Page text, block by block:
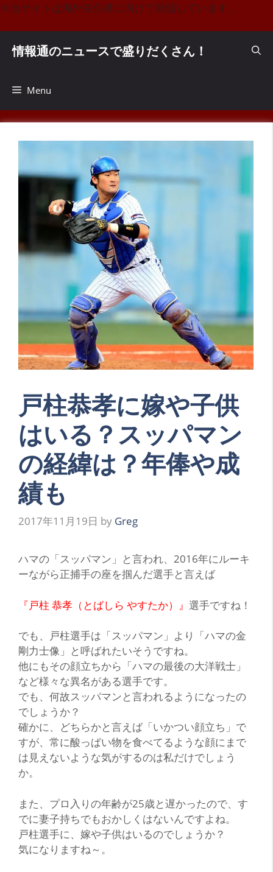
コ
キ
※当サイトは海外在住者に向けて発信しています。
情報通のニュースで盛りだくさん！
Menu
戸柱恭孝に嫁や子供
はいる？スッパマン
の経緯は？年俸や成
績も
2017年11月19日 by Greg
ハマの 「スッパマン」 と言われ、2016年にルーキ
ーながら正捕手の座を掴んだ選手と言えば
『戸柱 恭孝（とばしら やすたか）』 選手ですね！
でも、戸柱選手は「スッパマン」より「ハマの金
剛力士像」と呼ばれたいそうですね。
他にもその顔立ちから「ハマの最後の大洋戦士」
など様々な異名がある選手です。
でも、何故スッパマンと言われるようになったの
でしょうか？
確かに、どちらかと言えば「いかつい顔立ち」で
すが、常に酸っぱい物を食べてるような顔にまで
は見えないような気がするのは私だけでしょう
か。
また、プロ入りの年齢が25歳と遅かったので、す
でに妻子持ちでもおかしくはないんですよね。
戸柱選手に、 嫁や子供はいるのでしょうか？
気になりますね～。